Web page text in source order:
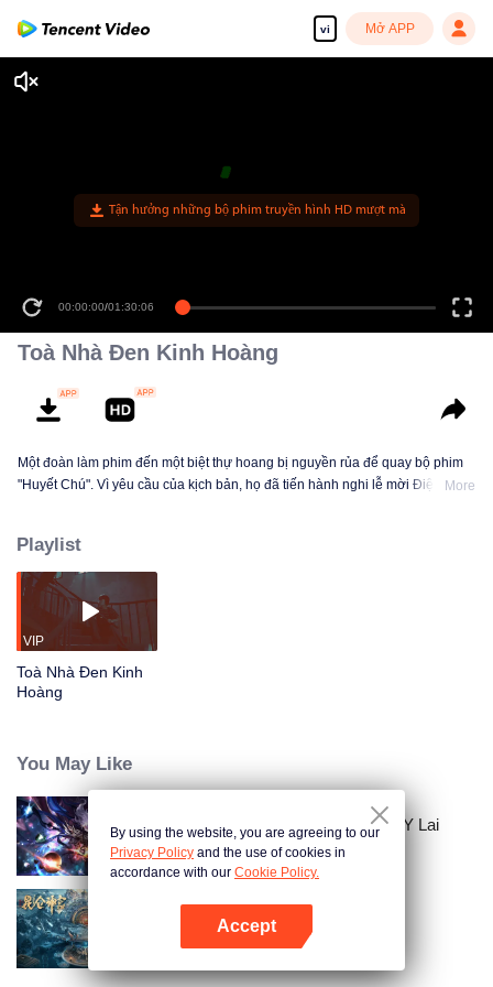
vi Mở APP
Tận hưởng những bộ phim truyền hình HD mượt mà
00:00:00/01:30:06
Toà Nhà Đen Kinh Hoàng
Một đoàn làm phim đến một biệt thự hoang bị nguyền rủa để quay bộ phim
"Huyết Chú". Vì yêu cầu của kịch bản, họ đã tiến hành nghi lễ mời Điệp Tiên
khả năng nhìn thấy âm hồn đã nhìn thấy những bóng ma thật sự. Trong
đoàn làm phim có người nghi ngờ rằng họ đã mạo phạm Diệp Tiên và bị
nguyền rủa, khiến mọi người bắt đầu sợ hãi...
More
Playlist
VIP
Toà Nhà Đen Kinh
Hoàng
You May Like
Thần Ấn Vương Toạ: Truyền Kỳ Y Lai
Khắc Tư
Thần Cung Côn Luân
By using the website, you are agreeing to our
Privacy Policy and the use of cookies in
accordance with our Cookie Policy.
Accept